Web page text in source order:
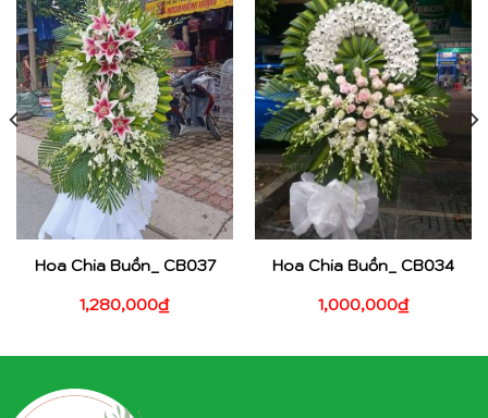
Hoa Chia Buồn_ CB037
1,280,000₫
Hoa Chia Buồn_ CB034
1,000,000₫